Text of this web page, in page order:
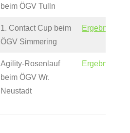
beim ÖGV Tulln
1. Contact Cup beim
ÖGV Simmering
Ergebnisse
Agility-Rosenlauf
beim ÖGV Wr.
Neustadt
Ergebnisse